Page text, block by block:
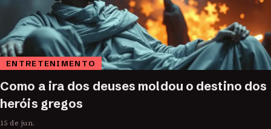
ENTRETENIMENTO
Como a ira dos deuses moldou o destino dos
heróis gregos
15 de jun.